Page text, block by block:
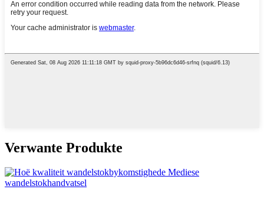
Verwante Produkte